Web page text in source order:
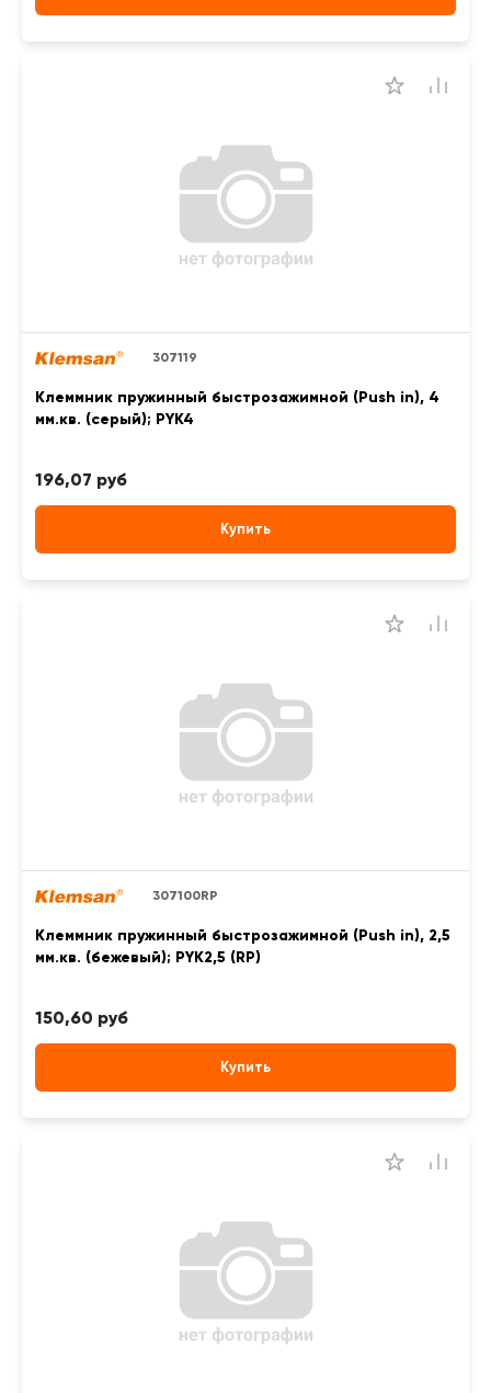
307119
Клеммник пружинный быстрозажимной (Push in), 4
мм.кв. (серый); PYK4
196,07 руб
Купить
307100RP
Клеммник пружинный быстрозажимной (Push in), 2,5
мм.кв. (бежевый); PYK2,5 (RP)
150,60 руб
Купить